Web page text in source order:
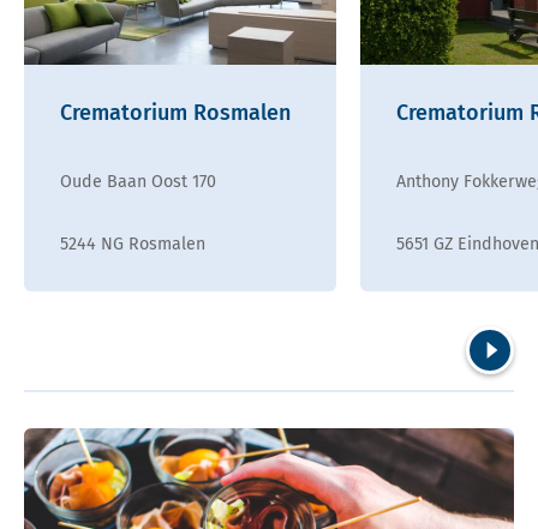
Crematorium Rosmalen
Oude Baan Oost 170
5244 NG Rosmalen
Crematorium
Anthony
5651 GZ Eindhoven